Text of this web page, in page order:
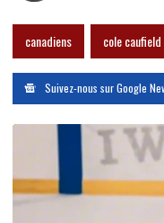
canadiens cole caufield
Suivez-nous sur Google